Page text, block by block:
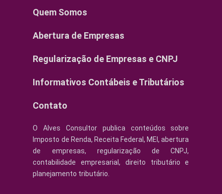
Quem Somos
Abertura de Empresas
Regularização de Empresas e CNPJ
Informativos Contábeis e Tributários
Contato
O Alves Consultor publica conteúdos sobre
Imposto de Renda, Receita Federal, MEI, abertura
de empresas, regularização de CNPJ,
contabilidade empresarial, direito tributário e
planejamento tributário.